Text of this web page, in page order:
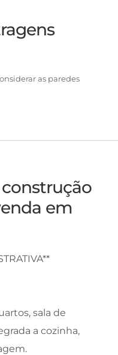
as paredes
em
sala de
a cozinha,